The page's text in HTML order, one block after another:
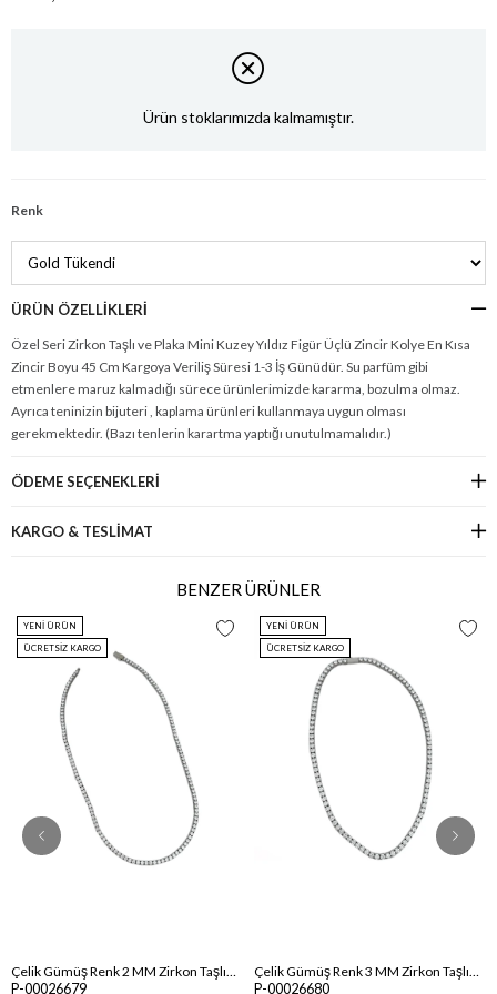
Ürün stoklarımızda kalmamıştır.
Renk
ÜRÜN ÖZELLIKLERI
Özel Seri Zirkon Taşlı ve Plaka Mini Kuzey Yıldız Figür Üçlü Zincir Kolye En Kısa
Zincir Boyu 45 Cm Kargoya Veriliş Süresi 1-3 İş Günüdür. Su parfüm gibi
etmenlere maruz kalmadığı sürece ürünlerimizde kararma, bozulma olmaz.
Ayrıca teninizin bijuteri , kaplama ürünleri kullanmaya uygun olması
gerekmektedir. (Bazı tenlerin karartma yaptığı unutulmamalıdır.)
ÖDEME SEÇENEKLERI
KARGO & TESLİMAT
BENZER ÜRÜNLER
Çelik Gümüş Renk 2 MM Zirkon Taşlı Su Yolu Kolye ( 46 Cm )
P-00026679
YENI ÜRÜN
ÜCRETSIZ KARGO
Çelik Gümüş Renk 3 MM Zirkon Taşlı Su Yolu Kolye ( 46 Cm )
P-00026680
YENI ÜRÜN
ÜCRETSIZ KARGO